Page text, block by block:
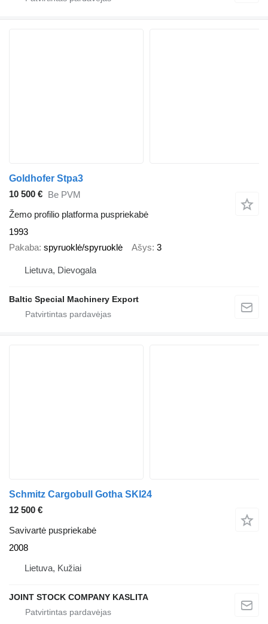
Goldhofer Stpa3
10 500 € Be PVM
Žemo profilio platforma puspriekabė
1993
Pakaba spyruoklė/spyruoklė Ašys 3
Lietuva, Dievogala
Baltic Special Machinery Export
Schmitz Cargobull Gotha SKI24
12 500 €
Savivartė puspriekabė
2008
Lietuva, Kužiai
JOINT STOCK COMPANY KASLITA